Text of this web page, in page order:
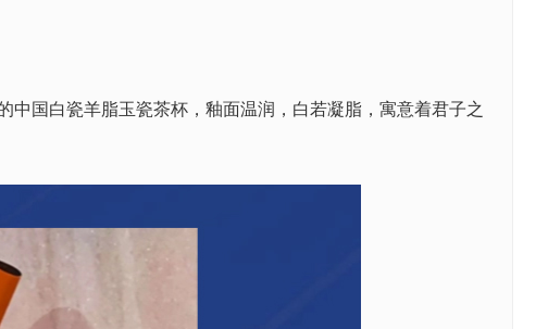
国白瓷羊脂玉瓷茶杯，釉面温润，白若凝脂，寓意着君子之